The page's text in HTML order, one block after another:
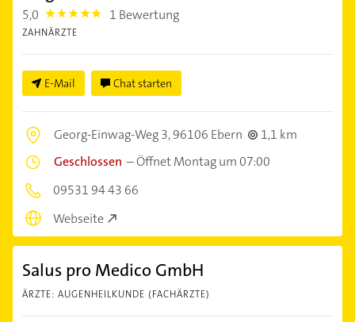
5,0 5.0 1 Bewertung
ZAHNÄRZTE
E-Mail Chat starten
Georg-Einwag-Weg 3,96106 Ebern
1,1 km
Geschlossen –Öffnet Montag um 07:00
09531 94 43 66
Webseite
Salus pro Medico GmbH
ÄRZTE: AUGENHEILKUNDE (FACHÄRZTE)